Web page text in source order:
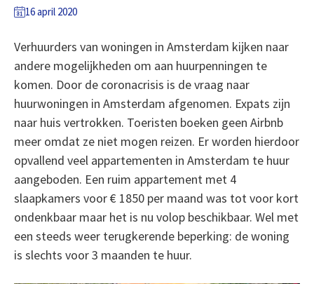
16 april 2020
Verhuurders van woningen in Amsterdam kijken naar
andere mogelijkheden om aan huurpenningen te
komen. Door de coronacrisis is de vraag naar
huurwoningen in Amsterdam afgenomen. Expats zijn
naar huis vertrokken. Toeristen boeken geen Airbnb
meer omdat ze niet mogen reizen. Er worden hierdoor
opvallend veel appartementen in Amsterdam te huur
aangeboden. Een ruim appartement met 4
slaapkamers voor € 1850 per maand was tot voor kort
ondenkbaar maar het is nu volop beschikbaar. Wel met
een steeds weer terugkerende beperking: de woning
is slechts voor 3 maanden te huur.